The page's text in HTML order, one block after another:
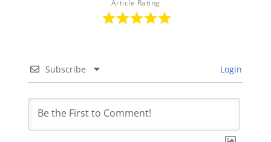
Article Rating
Subscribe Login